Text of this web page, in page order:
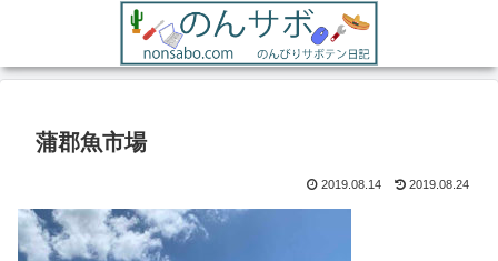
蒲郡魚市場
2019.08.14 2019.08.24